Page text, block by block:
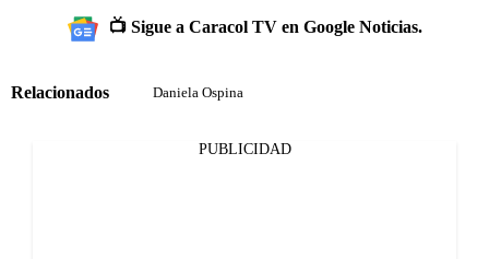
📺 Sigue a Caracol TV en Google Noticias.
Relacionados Daniela Ospina
PUBLICIDAD